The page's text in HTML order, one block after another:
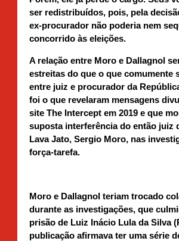
ser redistribuídos, pois, pela
ex-procurador não poderia nem
concorrido às eleições.
A relação entre Moro e Dallagnol
estreitas do que o que comumente
entre juiz e procurador da
foi o que revelaram mensagens
site The Intercept em 2019 e que
suposta interferência do então juiz
Lava Jato, Sergio Moro, nas
força-tarefa.
Moro e Dallagnol teriam trocado
durante as investigações, que
prisão de Luiz Inácio Lula da Silva
publicação afirmava ter uma série